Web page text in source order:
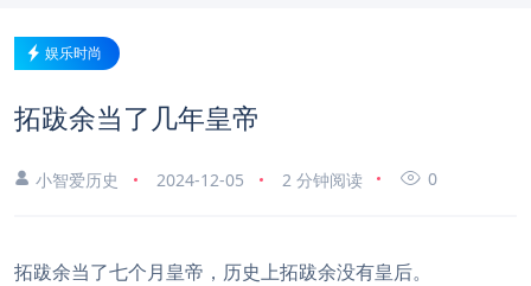
娱乐时尚
拓跋余当了几年皇帝
小智爱历史 2024-12-05 2 分钟阅读 0
拓跋余当了七个月皇帝，历史上拓跋余没有皇后。